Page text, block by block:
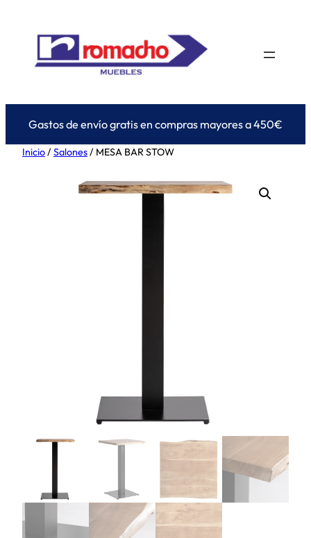
contenido
Gastos de envío gratis en compras mayores a 450€
Inicio/Salones/ MESA BAR STOW